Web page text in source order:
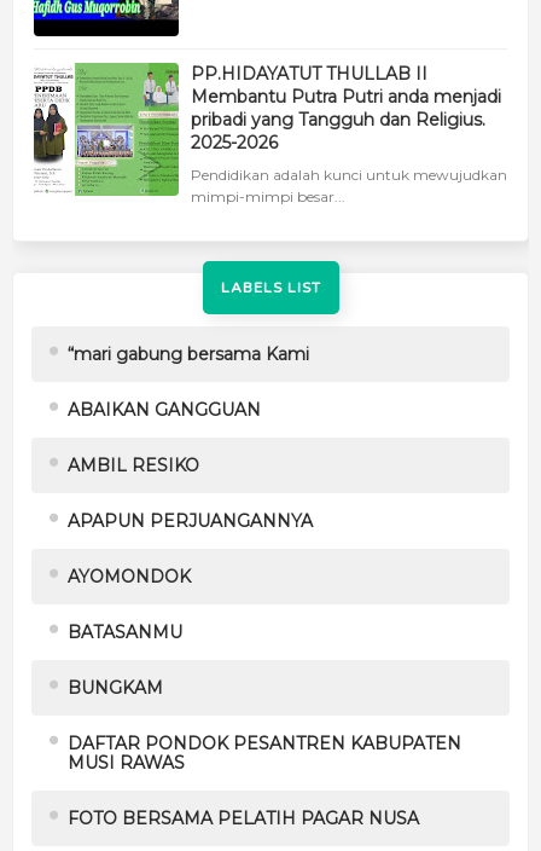
PP.HIDAYATUT THULLAB II
Membantu Putra Putri anda menjadi
pribadi yang Tangguh dan Religius.
2025-2026
Pendidikan adalah kunci untuk mewujudkan
mimpi-mimpi besar...
LABELS LIST
“mari gabung bersama Kami
ABAIKAN GANGGUAN
AMBIL RESIKO
APAPUN PERJUANGANNYA
AYOMONDOK
BATASANMU
BUNGKAM
DAFTAR PONDOK PESANTREN KABUPATEN
MUSI RAWAS
FOTO BERSAMA PELATIH PAGAR NUSA